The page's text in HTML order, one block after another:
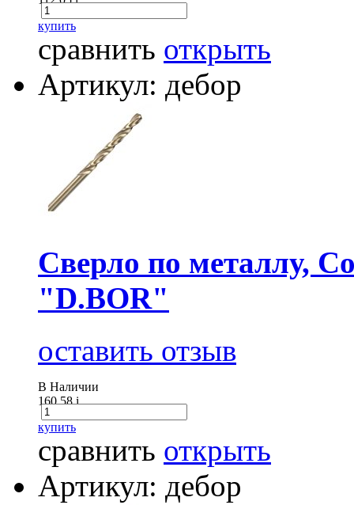
купить
сравнить открыть
Артикул: дебор
Сверло по металлу,
"D.BOR"
оставить отзыв
В Наличии
160.58i
купить
сравнить открыть
Артикул: дебор